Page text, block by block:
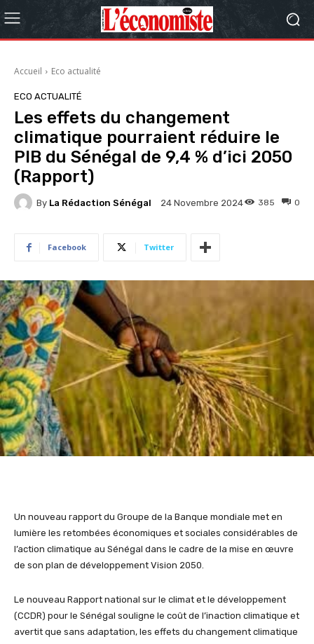
Accueil Eco actualité
ECO ACTUALITÉ
Les effets du changement
climatique pourraient réduire le
PIB du Sénégal de 9,4 % d’ici 2050
(Rapport)
By La Rédaction Sénégal 24 Novembre 2024 0
385
Facebook Twitter
Un nouveau rapport du Groupe de la Banque mondiale met en
lumière les retombées économiques et sociales considérables de
l’action climatique au Sénégal dans le cadre de la mise en œuvre
de son plan de développement Vision 2050.
Le nouveau Rapport national sur le climat et le développement
(CCDR) pour le Sénégal souligne le coût de l’inaction climatique et
avertit que sans adaptation, les effets du changement climatique